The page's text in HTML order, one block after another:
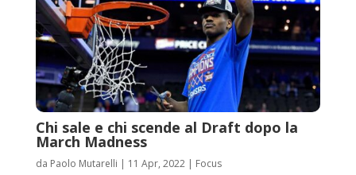
Chi sale e chi scende al Draft dopo la
March Madness
da Paolo Mutarelli | 11 Apr, 2022| Focus